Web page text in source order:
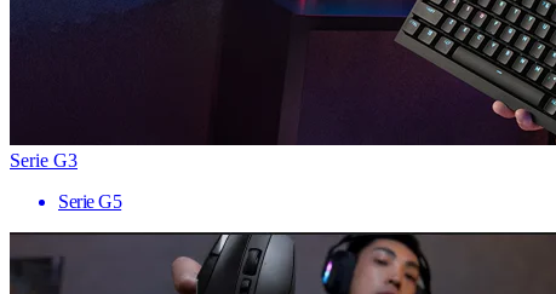
Serie G3
Serie G5